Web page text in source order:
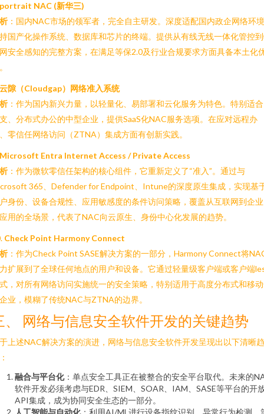
portrait NAC (新华三)
：国内NAC市场的领军者，完全自主研发。深度适配国内政企网络环
国产化操作系统、数据库和芯片的终端。提供从有线无线一体化管控
安全感知的完整方案，在满足等保2.0及行业合规要求方面具备本土化
云隙（Cloudgap）网络准入系统
：作为国内新兴力量，以轻量化、易部署和云化服务为特色。特别适
、分布式办公的中型企业，提供SaaS化NAC服务选项。在应对远程办
零信任网络访问（ZTNA）集成方面有创新实践。
Microsoft Entra Internet Access / Private Access
：作为微软零信任架构的核心组件，它重新定义了“准入”。通过与
365、Defender for Endpoint、Intune的深度原生集成，实现基
身份、设备合规性、应用敏感度的条件访问策略，覆盖从互联网到企
用的全场景，代表了NAC向云原生、身份中心化发展的趋势。
Check Point Harmony Connect
：作为Check Point SASE解决方案的一部分，Harmony Connect将
扩展到了全球任何地点的用户和设备。它通过轻量级客户端或客户端
，对所有网络访问实施统一的安全策略，特别适用于高度分布式和移
业，模糊了传统NAC与ZTNA的边界。
、 网络与信息安全软件开发的关键趋势
上述NAC解决方案的演进，网络与信息安全软件开发呈现出以下清晰趋
融合与平台化：单点安全工具正在被整合的安全平台取代。未来的
软件开发必须考虑与EDR、SIEM、SOAR、IAM、SASE等平台的开
API集成，成为协同安全生态的一部分。
人工智能与自动化：利用AI/ML进行设备指纹识别、异常行为检测、